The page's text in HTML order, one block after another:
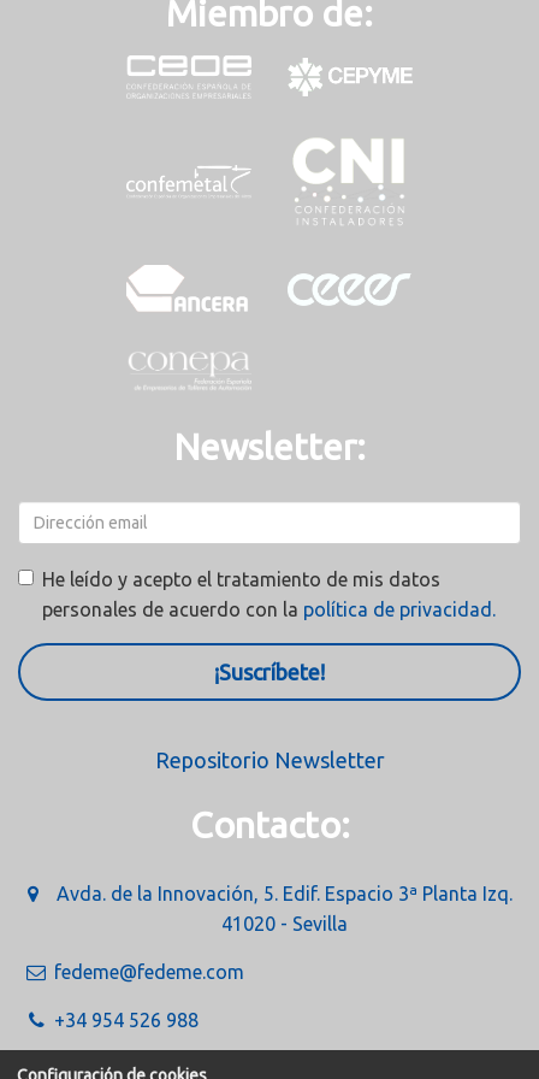
Miembro de:
Newsletter:
He leído y acepto el tratamiento de mis datos
personales de acuerdo con la política de privacidad.
¡Suscríbete!
Repositorio Newsletter
Contacto:
Avda. de la Innovación, 5. Edif. Espacio 3ª Planta Izq.
41020 - Sevilla
fedeme@fedeme.com
+34 954 526 988